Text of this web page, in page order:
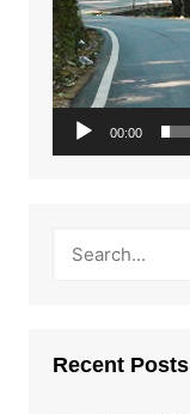
00:00
Recent Posts